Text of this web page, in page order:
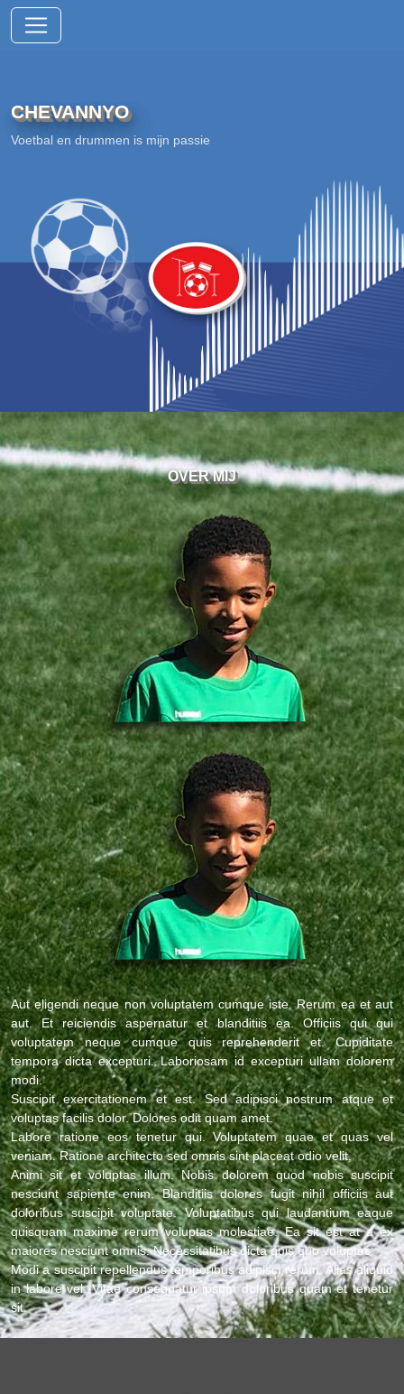
CHEVANNYO
Voetbal en drummen is mijn passie
OVER MIJ
Aut eligendi neque non voluptatem cumque iste. Rerum ea et aut
aut. Et reiciendis aspernatur et blanditiis ea. Officiis qui qui
voluptatem neque cumque quis reprehenderit et. Cupiditate
tempora dicta excepturi. Laboriosam id excepturi ullam dolorem
modi.
Suscipit exercitationem et est. Sed adipisci nostrum atque et
voluptas facilis dolor. Dolores odit quam amet.
Labore ratione eos tenetur qui. Voluptatem quae et quas vel
veniam. Ratione architecto sed omnis sint placeat odio velit.
Animi sit et voluptas illum. Nobis dolorem quod nobis suscipit
nesciunt sapiente enim. Blanditiis dolores fugit nihil officiis aut
doloribus suscipit voluptate. Voluptatibus qui laudantium eaque
quisquam maxime rerum voluptas molestiae. Ea sit est at a ex
maiores nesciunt omnis. Necessitatibus dicta quis quo voluptas.
Modi a suscipit repellendus temporibus adipisci rerum. Alias aliquid
in labore vel. Vitae consequatur ipsum doloribus quam et tenetur
sit.